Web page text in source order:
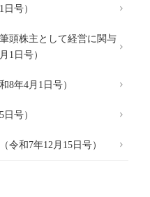
号）
頭株主として経営に関与
1日号）
8年4月1日号）
号）
令和7年12月15日号）